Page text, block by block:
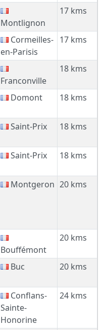
Montlignon
17 kms
Cormeilles-
en-Parisis
17 kms
Franconville
18 kms
Domont 18 kms
Saint-Prix 18 kms
Saint-Prix 18 kms
Montgeron 20 kms
Bouffémont
20 kms
Buc 20 kms
Conflans-
Sainte-
Honorine
24 kms